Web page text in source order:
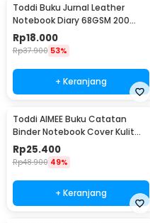
Toddi Buku Jurnal Leather
Notebook Diary 68GSM 200
Halaman Lined A5 - CW-50
Rp18.000
Rp37.900 53%
+ Keranjang
Toddi AIMEE Buku Catatan
Binder Notebook Cover Kulit
Vintage Maple A5 - ZB-16
Rp25.400
Rp48.900 49%
+ Keranjang